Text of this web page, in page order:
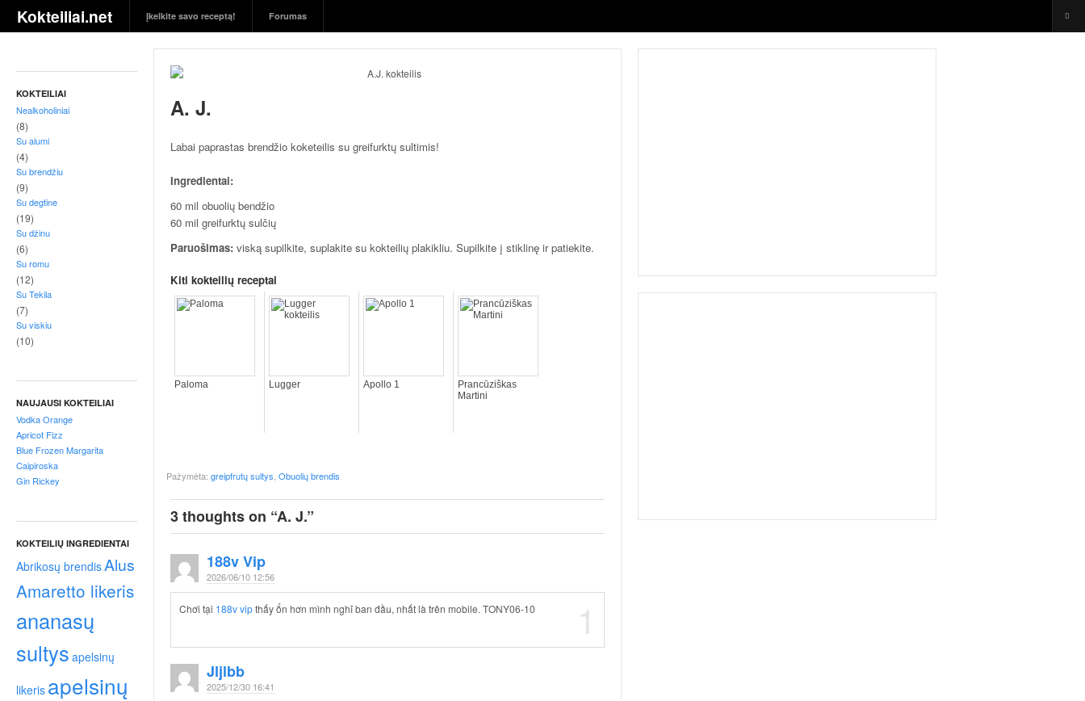
Kokteiliai.net Įkelkite savo receptą! Forumas
KOKTEILIAI
Nealkoholiniai
(8)
Su alumi
(4)
Su brendžiu
(9)
Su degtine
(19)
Su džinu
(6)
Su romu
(12)
Su Tekila
(7)
Su viskiu
(10)
NAUJAUSI KOKTEILIAI
Vodka Orange
Apricot Fizz
Blue Frozen Margarita
Caipiroska
Gin Rickey
KOKTEILIŲ INGREDIENTAI
Abrikosų brendisAlus
Amaretto likeris
ananasų
sultys apelsinų
likeris apelsinų
A. J.
Labai paprastas brendžio koketeilis su greifurktų sultimis!
Ingredientai:
60 mil obuolių bendžio
60 mil greifurktų sulčių
Paruošimas: viską supilkite, suplakite su kokteilių plakikliu. Supilkite į stiklinę ir patiekite.
Kiti kokteilių receptai
Paloma Lugger Apollo 1
Prancūziškas
Martini
Pažymėta: greipfrutų sultys Obuolių brendis
3 thoughts on “A. J.”
188v Vip
2026/06/10 12:56
1
Chơi tại 188v vipthấy ổn hơn mình nghĩ ban đầu, nhất là trên mobile. TONY06-10
Jljlbb
2025/12/30 16:41